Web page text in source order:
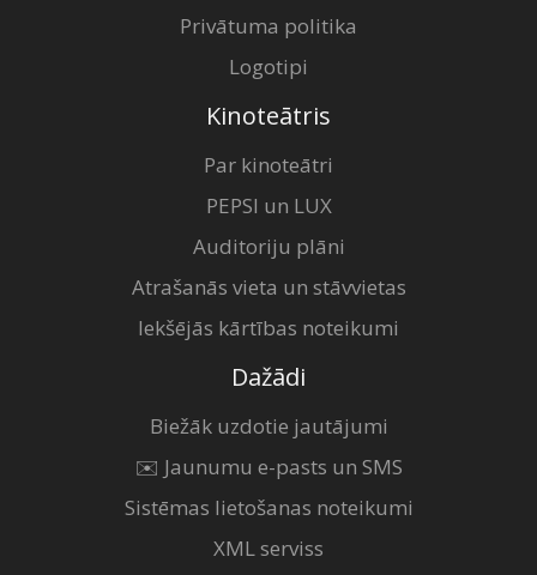
Privātuma politika
Logotipi
Kinoteātris
Par kinoteātri
PEPSI un LUX
Auditoriju plāni
Atrašanās vieta un stāvvietas
Iekšējās kārtības noteikumi
Dažādi
Biežāk uzdotie jautājumi
✉️ Jaunumu e-pasts un SMS
Sistēmas lietošanas noteikumi
XML serviss